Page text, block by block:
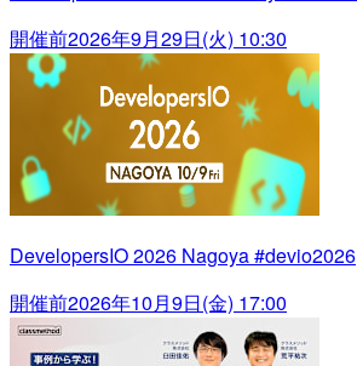
開催前2026年9月29日(火) 10:30
DevelopersIO 2026 Nagoya #devio2026
開催前2026年10月9日(金) 17:00